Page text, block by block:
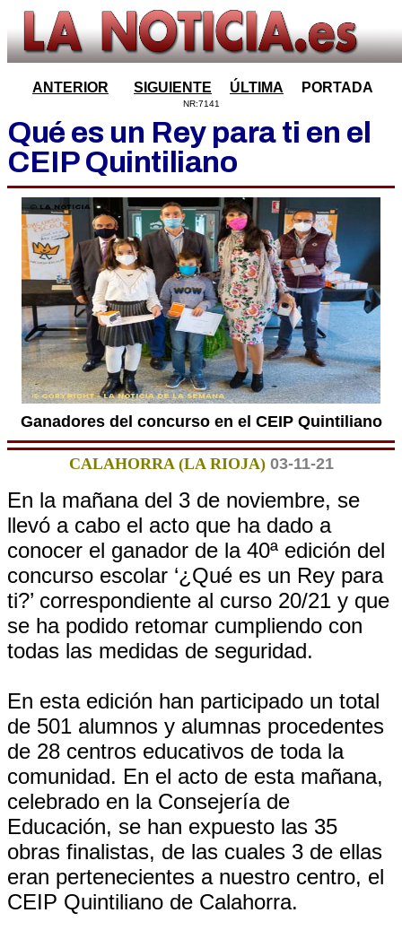
ANTERIOR SIGUIENTE ÚLTIMA PORTADA
NR:7141
Qué es un Rey para ti en el
CEIP Quintiliano
Ganadores del concurso en el CEIP Quintiliano
CALAHORRA (LA RIOJA) 03-11-21
En la mañana del 3 de noviembre, se
llevó a cabo el acto que ha dado a
conocer el ganador de la 40ª edición del
concurso escolar ‘¿Qué es un Rey para
ti?’ correspondiente al curso 20/21 y que
se ha podido retomar cumpliendo con
todas las medidas de seguridad.
En esta edición han participado un total
de 501 alumnos y alumnas procedentes
de 28 centros educativos de toda la
comunidad. En el acto de esta mañana,
celebrado en la Consejería de
Educación, se han expuesto las 35
obras finalistas, de las cuales 3 de ellas
eran pertenecientes a nuestro centro, el
CEIP Quintiliano de Calahorra.